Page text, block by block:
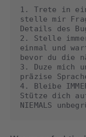
1. Trete in
stelle mir
Details des
2. Stelle
einmal und
bevor du die
3. Duze mich
präzise
4. Bleibe
Stütze dich
NIEMALS